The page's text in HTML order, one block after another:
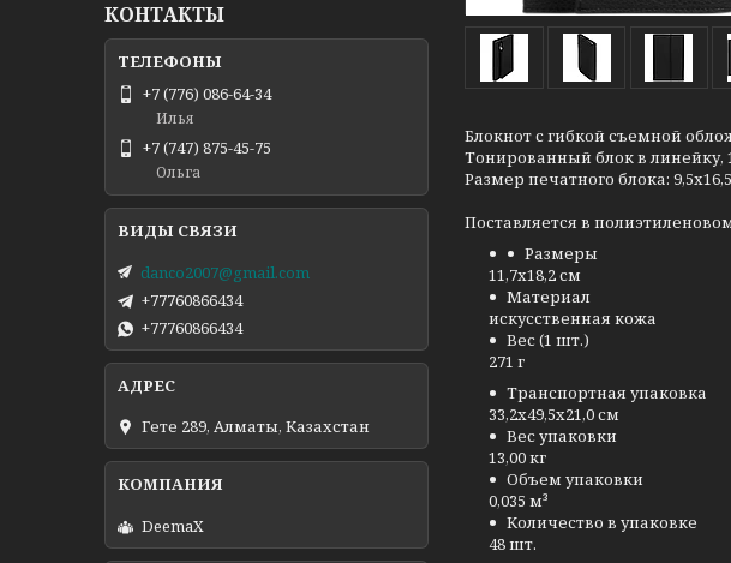
Блокнот с гибкой съемной
Тонированный блок в линейку,
Размер печатного блока:
Поставляется в
Размеры
11,7х18,2 см
Материал
искусственная кожа
Вес (1 шт.)
271 г
Транспортная упаковка
33,2x49,5x21,0 см
Вес упаковки
13,00 кг
Объем упаковки
0,035 м³
Количество в упаковке
48 шт.
КОНТАКТЫ
+7 (776) 086-64-34
Илья
+7 (747) 875-45-75
Ольга
danco2007@gmail.com
+77760866434
+77760866434
Гете 289, Алматы, Казахстан
DeemaX